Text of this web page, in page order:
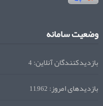
وضعیت سامانه
بازدیدکنندگان آنلاین:4
بازدیدهای امروز:11,962